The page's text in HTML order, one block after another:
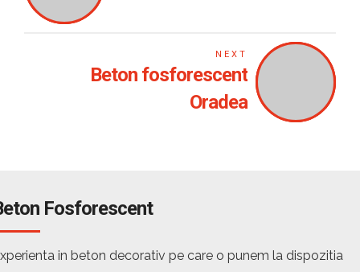
NEXT
Beton fosforescent
Oradea
Fosforescent
in beton decorativ pe care o punem la dispozitia